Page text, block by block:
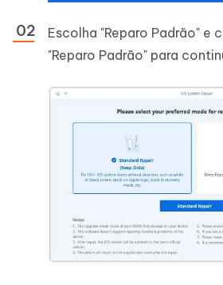
Escolha "Reparo Padrão" e
"Reparo Padrão" para